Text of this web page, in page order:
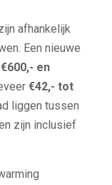
afhankelijk
Een nieuwe
€600,- en
€42,- tot
liggen tussen
zijn inclusief